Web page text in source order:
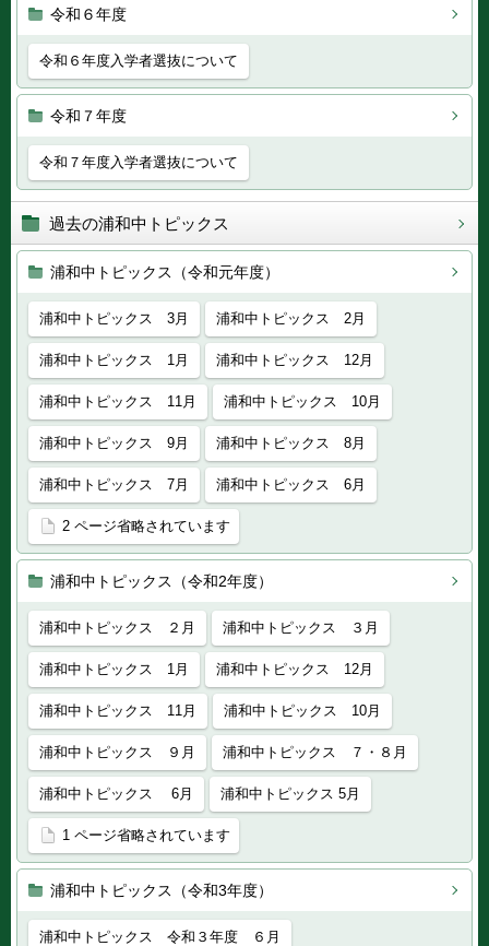
令和６年度
令和６年度入学者選抜について
令和７年度
令和７年度入学者選抜について
過去の浦和中トピックス
浦和中トピックス（令和元年度）
浦和中トピックス 3月 浦和中トピックス 2月
浦和中トピックス 1月 浦和中トピックス 12月
浦和中トピックス 11月 浦和中トピックス 10月
浦和中トピックス 9月 浦和中トピックス 8月
浦和中トピックス 7月 浦和中トピックス 6月
2 ページ省略されています
浦和中トピックス（令和2年度）
浦和中トピックス ２月 浦和中トピックス ３月
浦和中トピックス 1月 浦和中トピックス 12月
浦和中トピックス 11月 浦和中トピックス 10月
浦和中トピックス ９月 浦和中トピックス ７・８月
浦和中トピックス 6月 浦和中トピックス 5月
1 ページ省略されています
浦和中トピックス（令和3年度）
浦和中トピックス 令和３年度 ６月